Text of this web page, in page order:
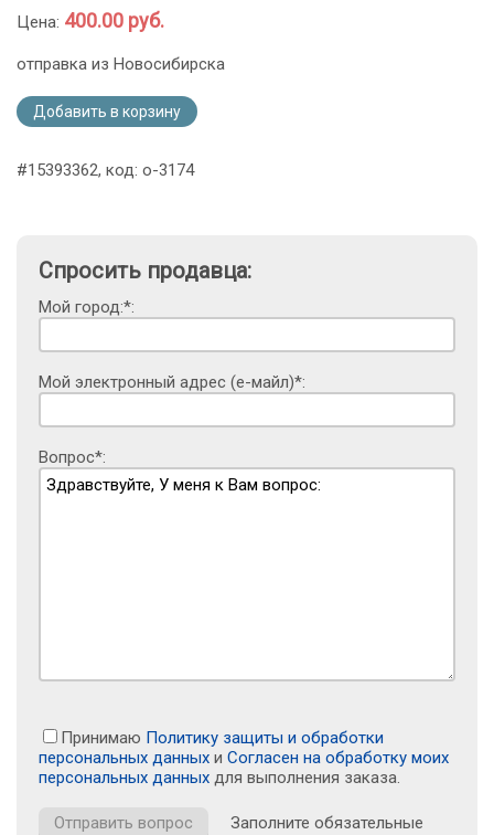
Цена: 400.00 руб.
отправка из Новосибирска
Добавить в корзину
#15393362, код: o-3174
Спросить продавца:
Мой город:*:
Мой электронный адрес (е-майл)*:
Вопрос*:
Принимаю Политику защиты и обработки
персональных данных и Согласен на обработку моих
персональных данных для выполнения заказа.
Заполните обязательные